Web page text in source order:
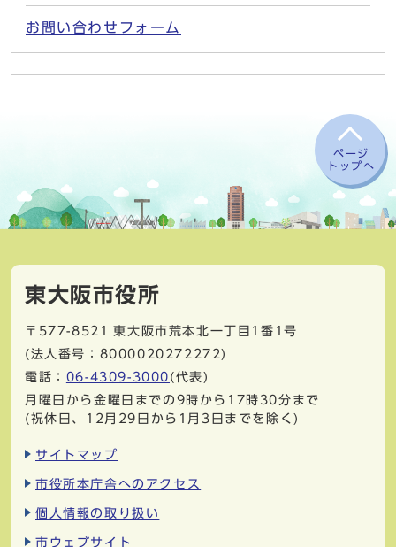
お問い合わせフォーム
ページ
トップへ
東大阪市役所
〒577-8521
東大阪市荒本北一丁目1番1号
(法人番号：8000020272272)
電話： 06-4309-3000 (代表)
月曜日から金曜日までの9時から17時30分まで
(祝休日、12月29日から1月3日までを除く)
サイトマップ
市役所本庁舎へのアクセス
個人情報の取り扱い
市ウェブサイト